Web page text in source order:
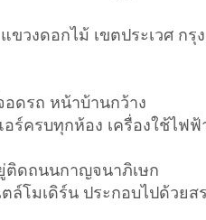
ขวงดอกไม้ เขตประเวศ กรุ
ดรถ หน้าบ้านกว้าง
อร์ครบทุกห้อง เครื่องใช้ไฟ
ติดถนนกาญจนาภิเษก
ล์โมเดิร์น ประกอบไปด้วยส